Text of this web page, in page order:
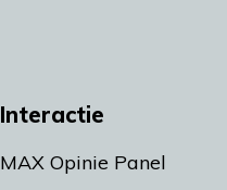
Interactie
MAX Opinie Panel